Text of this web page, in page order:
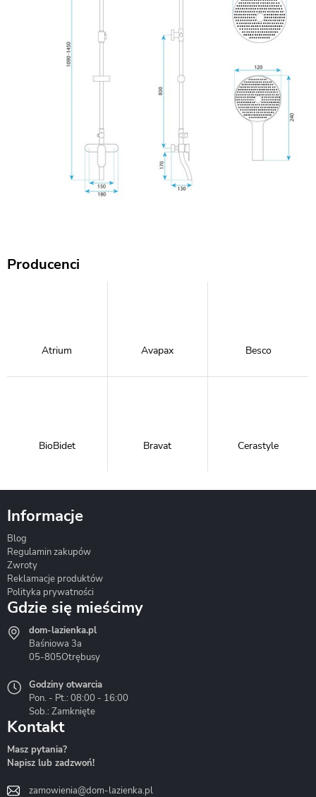
Producenci
Atrium Avapax Besco
BioBidet Bravat Cerastyle
Hydrostop
Liveno
Informacje
Blog
Regulamin zakupów
Zwroty
Reklamacje produktów
Polityka prywatności
Gdzie się mieścimy
dom-lazienka.pl
Baśniowa 3a
05-805Otrębusy
Godziny otwarcia
Pon. - Pt.: 08:00 - 16:00
Sob.: Zamknięte
Kontakt
Masz pytania?
Napisz lub zadzwoń!
zamowienia@dom-lazienka.pl